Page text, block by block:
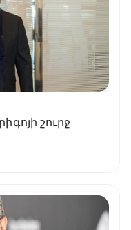
շուրջ